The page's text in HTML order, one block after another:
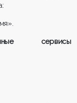
сервисы